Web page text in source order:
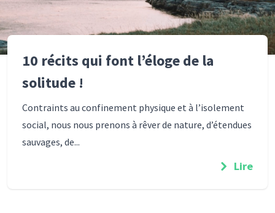
10 récits qui font l’éloge de la
solitude !
Contraints au confinement physique et à l’isolement
social, nous nous prenons à rêver de nature, d’étendues
sauvages, de...
Lire